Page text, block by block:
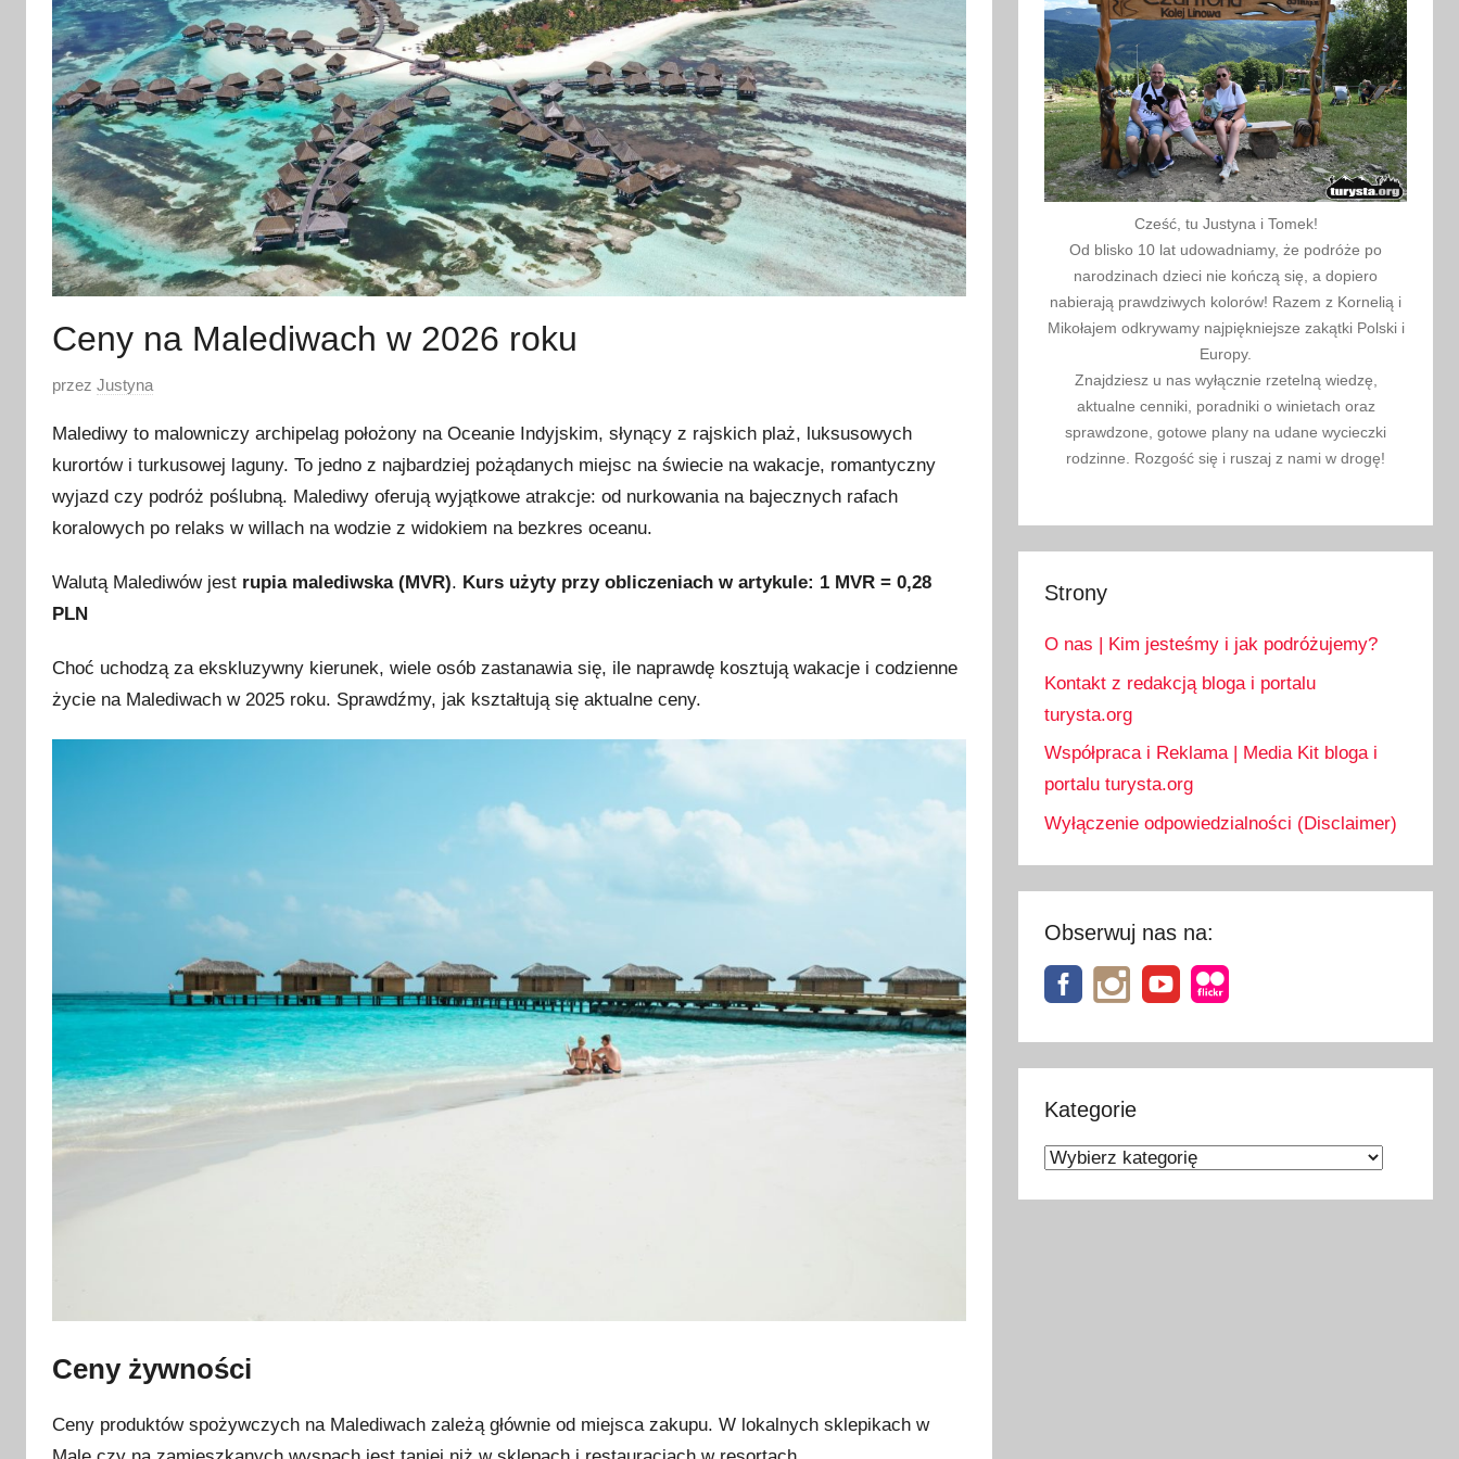
Ceny na Malediwach w 2026 roku
O
u
b
l
i
o
w
n
o
c
5
przez Justyna
Malediwy to malowniczy archipelag położony na Oceanie Indyjskim, słynący z rajskich plaż, luksusowych
kurortów i turkusowej laguny. To jedno z najbardziej pożądanych miejsc na świecie na wakacje, romantyczny
wyjazd czy podróż poślubną. Malediwy oferują wyjątkowe atrakcje: od nurkowania na bajecznych rafach
koralowych po relaks w willach na wodzie z widokiem na bezkres oceanu.
Walutą Malediwów jest rupia malediwska (MVR). Kurs użyty przy obliczeniach w artykule: 1 MVR = 0,28
PLN
Choć uchodzą za ekskluzywny kierunek, wiele osób zastanawia się, ile naprawdę kosztują wakacje i codzienne
życie na Malediwach w 2025 roku. Sprawdźmy, jak kształtują się aktualne ceny.
Ceny żywności
Ceny produktów spożywczych na Malediwach zależą głównie od miejsca zakupu. W lokalnych sklepikach w
Cześć, tu Justyna i Tomek!
Od blisko 10 lat udowadniamy, że podróże po
narodzinach dzieci nie kończą się, a dopiero
nabierają prawdziwych kolorów! Razem z Kornelią i
Mikołajem odkrywamy najpiękniejsze zakątki Polski i
Europy.
Znajdziesz u nas wyłącznie rzetelną wiedzę,
aktualne cenniki, poradniki o winietach oraz
sprawdzone, gotowe plany na udane wycieczki
rodzinne. Rozgość się i ruszaj z nami w drogę!
Strony
O nas | Kim jesteśmy i jak podróżujemy?
Kontakt z redakcją bloga i portalu
turysta.org
Współpraca i Reklama | Media Kit bloga i
portalu turysta.org
Wyłączenie odpowiedzialności (Disclaimer)
Obserwuj nas na:
Kategorie
Kategorie